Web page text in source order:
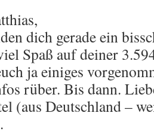
dich gerade ein
Spaß auf deiner
ja einiges
rüber. Bis dann.
(aus Deutschland –